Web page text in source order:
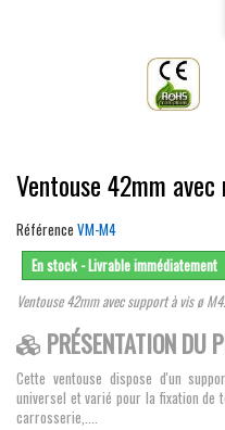
Ventouse 42mm
Référence VM-M4
En stock - Livrable immédiatement
Ventouse 42mm avec support à vis ø M4.
PRÉSENTATION DU
Cette ventouse dispose d'un
universel et varié pour la fixation
carrosserie,....